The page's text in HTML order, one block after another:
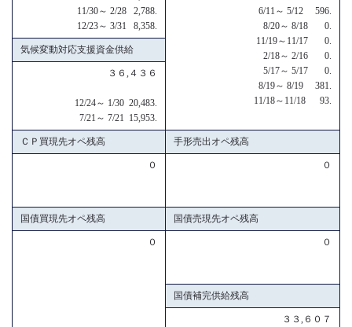
11/30～ 2/28 2,788.
12/23～ 3/31 8,358.
6/11～ 5/12 596.
8/20～ 8/18 0.
11/19～11/17 0.
2/18～ 2/16 0.
5/17～ 5/17 0.
8/19～ 8/19 381.
11/18～11/18 93.
気候変動対応支援資金供給
３６,４３６
12/24～ 1/30 20,483.
7/21～ 7/21 15,953.
ＣＰ買現先オペ残高 手形売出オペ残高
０ ０
国債買現先オペ残高 国債売現先オペ残高
０ ０
国債補完供給残高
３３,６０７